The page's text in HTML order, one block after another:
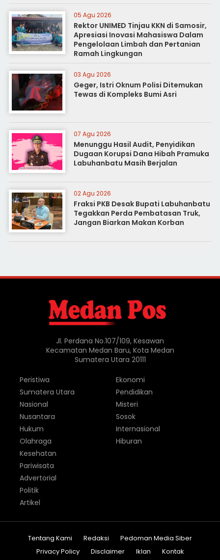
05 Agu 2026
Rektor UNIMED Tinjau KKN di Samosir,
Apresiasi Inovasi Mahasiswa Dalam
Pengelolaan Limbah dan Pertanian
Ramah Lingkungan
03 Agu 2026
Geger, Istri Oknum Polisi Ditemukan
Tewas di Kompleks Bumi Asri
07 Agu 2026
Menunggu Hasil Audit, Penyidikan
Dugaan Korupsi Dana Hibah Pramuka
Labuhanbatu Masih Berjalan
02 Agu 2026
Fraksi PKB Desak Bupati Labuhanbatu
Tegakkan Perda Pembatasan Truk,
Jangan Biarkan Makan Korban
Jl. Perdana No.107/109, Kesawan
Kecamatan Medan Baru, Kota Medan
Sumatera Utara 20111
Peristiwa
Sumatera Utara
Nasional
Nusantara
Hukum
Olahraga
Ekonomi
Pendidikan
Misteri
Sosok
Internasional
Hiburan
Kesehatan
Pariwisata
Advertorial
Politik
Artikel
Tentang Kami Redaksi
Pedoman Media Siber
Privacy Policy
Disclaimer Iklan Kontak